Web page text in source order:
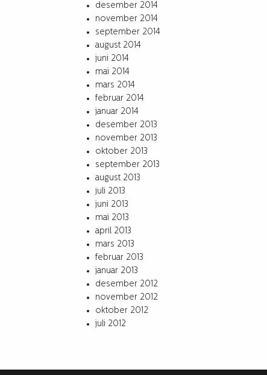
desember 2014
november 2014
september 2014
august 2014
juni 2014
mai 2014
mars 2014
februar 2014
januar 2014
desember 2013
november 2013
oktober 2013
september 2013
august 2013
juli 2013
juni 2013
mai 2013
april 2013
mars 2013
februar 2013
januar 2013
desember 2012
november 2012
oktober 2012
juli 2012